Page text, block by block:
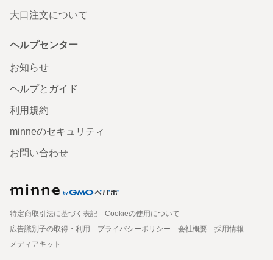
大口注文について
ヘルプセンター
お知らせ
ヘルプとガイド
利用規約
minneのセキュリティ
お問い合わせ
特定商取引法に基づく表記
Cookieの使用について
広告識別子の取得・利用
プライバシーポリシー 会社概要
採用情報
メディアキット